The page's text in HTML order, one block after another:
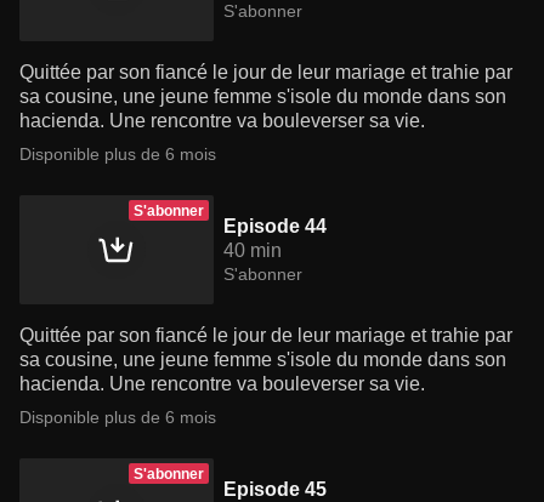
S'abonner
Quittée par son fiancé le jour de leur mariage et trahie par
sa cousine, une jeune femme s'isole du monde dans son
hacienda. Une rencontre va bouleverser sa vie.
Disponible plus de 6 mois
S'abonner
Episode 44
40 min
S'abonner
Quittée par son fiancé le jour de leur mariage et trahie par
sa cousine, une jeune femme s'isole du monde dans son
hacienda. Une rencontre va bouleverser sa vie.
Disponible plus de 6 mois
S'abonner
Episode 45